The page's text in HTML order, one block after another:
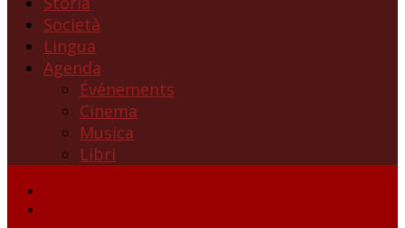
Società
Lingua
Agenda
Événements
Cinema
Musica
Libri